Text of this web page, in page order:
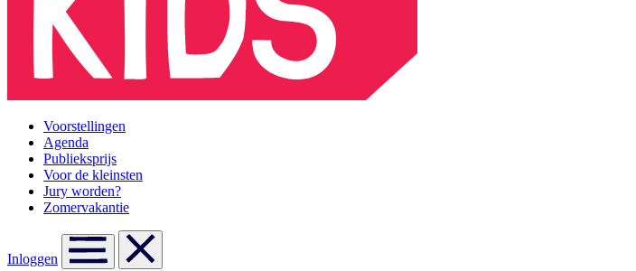
Voorstellingen
Agenda
Publieksprijs
Voor de kleinsten
Jury worden?
Zomervakantie
Inloggen